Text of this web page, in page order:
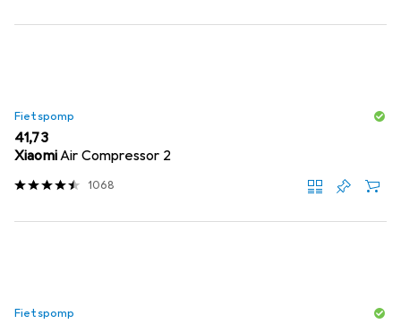
Fietspomp
EUR
41,73
XiaomiAir Compressor 2
1068
Fietspomp